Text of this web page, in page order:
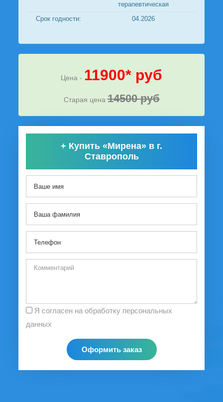
терапевтическая
Срок годности:
04.2026
Цена - 11900* руб
Старая цена 14500 руб
+ Купить «Мирена» в г.
Ставрополь
данных
Оформить заказ